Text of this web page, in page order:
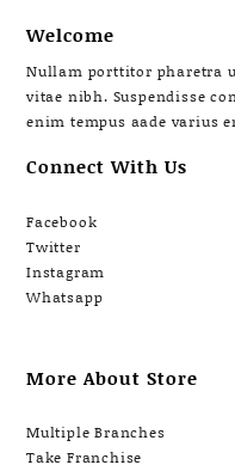
Welcome
Nullam porttitor pharetra
vitae nibh. Suspendisse
enim tempus aade varius
Connect With Us
Facebook
Twitter
Instagram
Whatsapp
More About Store
Multiple Branches
Take Franchise